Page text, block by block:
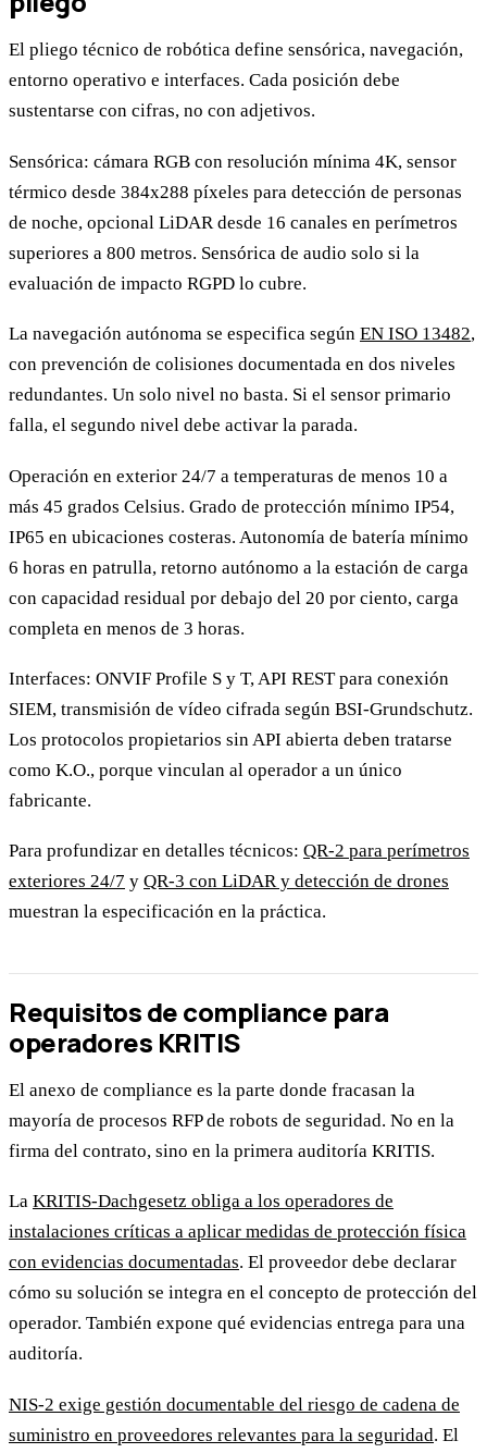
El pliego técnico de robótica define sensórica, navegación,
entorno operativo e interfaces. Cada posición debe
sustentarse con cifras, no con adjetivos.
Sensórica: cámara RGB con resolución mínima 4K, sensor
térmico desde 384x288 píxeles para detección de personas
de noche, opcional LiDAR desde 16 canales en perímetros
superiores a 800 metros. Sensórica de audio solo si la
evaluación de impacto RGPD lo cubre.
La navegación autónoma se especifica según EN ISO 13482,
con prevención de colisiones documentada en dos niveles
redundantes. Un solo nivel no basta. Si el sensor primario
falla, el segundo nivel debe activar la parada.
Operación en exterior 24/7 a temperaturas de menos 10 a
más 45 grados Celsius. Grado de protección mínimo IP54,
IP65 en ubicaciones costeras. Autonomía de batería mínimo
6 horas en patrulla, retorno autónomo a la estación de carga
con capacidad residual por debajo del 20 por ciento, carga
completa en menos de 3 horas.
Interfaces: ONVIF Profile S y T, API REST para conexión
SIEM, transmisión de vídeo cifrada según BSI-Grundschutz.
Los protocolos propietarios sin API abierta deben tratarse
como K.O., porque vinculan al operador a un único
fabricante.
Para profundizar en detalles técnicos: QR-2 para perímetros
exteriores 24/7 y QR-3 con LiDAR y detección de drones
muestran la especificación en la práctica.
Requisitos de compliance para
operadores KRITIS
El anexo de compliance es la parte donde fracasan la
mayoría de procesos RFP de robots de seguridad. No en la
firma del contrato, sino en la primera auditoría KRITIS.
La KRITIS-Dachgesetz obliga a los operadores de
instalaciones críticas a aplicar medidas de protección física
con evidencias documentadas. El proveedor debe declarar
cómo su solución se integra en el concepto de protección del
operador. También expone qué evidencias entrega para una
auditoría.
NIS-2 exige gestión documentable del riesgo de cadena de
suministro en proveedores relevantes para la seguridad. El